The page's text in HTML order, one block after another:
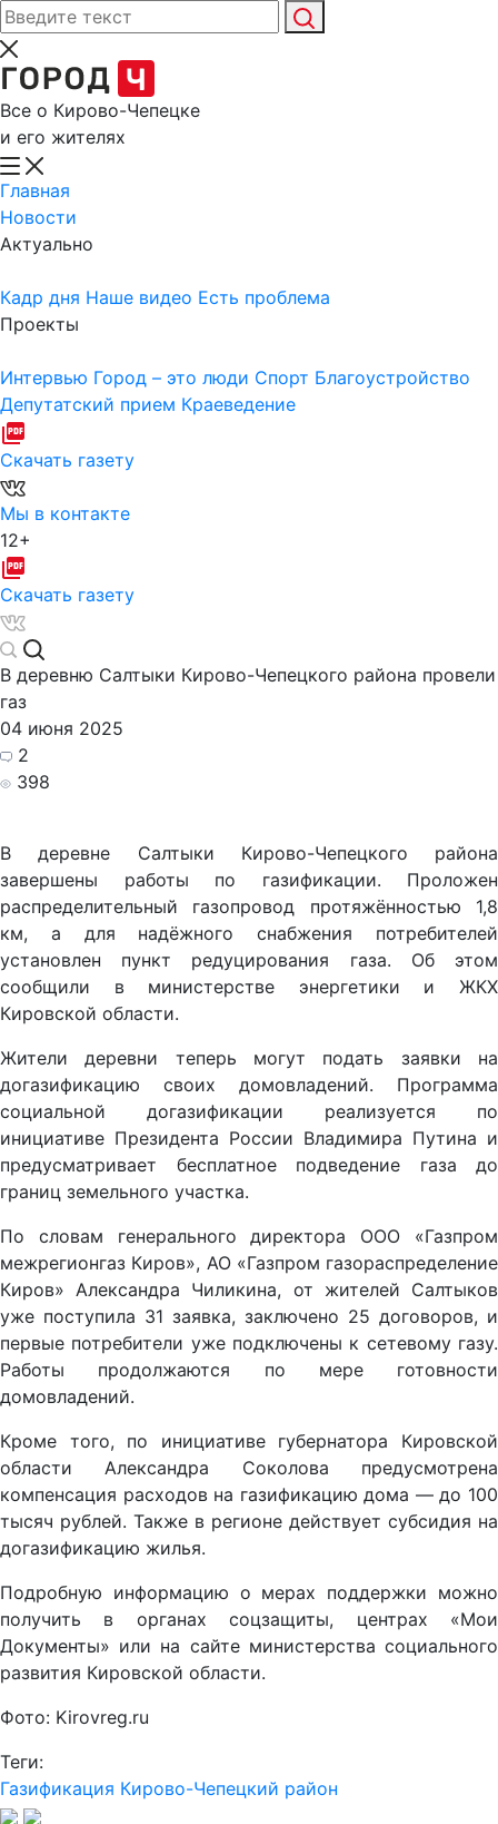
Все о Кирово-Чепецке
и его жителях
Главная
Новости
Актуально
Кадр дня Наше видео Есть проблема
Проекты
Интервью Город – это люди Спорт Благоустройство
Депутатский прием Краеведение
Скачать газету
Мы в контакте
12+
Скачать газету
В деревню Салтыки Кирово-Чепецкого района провели
газ
04 июня 2025
2
398
В деревне Салтыки Кирово-Чепецкого района
завершены работы по газификации. Проложен
распределительный газопровод протяжённостью 1,8
км, а для надёжного снабжения потребителей
установлен пункт редуцирования газа. Об этом
сообщили в министерстве энергетики и ЖКХ
Кировской области.
Жители деревни теперь могут подать заявки на
догазификацию своих домовладений. Программа
социальной догазификации реализуется по
инициативе Президента России Владимира Путина и
предусматривает бесплатное подведение газа до
границ земельного участка.
По словам генерального директора ООО «Газпром
межрегионгаз Киров», АО «Газпром газораспределение
Киров» Александра Чиликина, от жителей Салтыков
уже поступила 31 заявка, заключено 25 договоров, и
первые потребители уже подключены к сетевому газу.
Работы продолжаются по мере готовности
домовладений.
Кроме того, по инициативе губернатора Кировской
области Александра Соколова предусмотрена
компенсация расходов на газификацию дома — до 100
тысяч рублей. Также в регионе действует субсидия на
догазификацию жилья.
Подробную информацию о мерах поддержки можно
получить в органах соцзащиты, центрах «Мои
Документы» или на сайте министерства социального
развития Кировской области.
Фото: Kirovreg.ru
Теги:
Газификация Кирово-Чепецкий район